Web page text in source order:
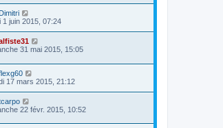
Dimitri
1 juin 2015, 07:24
31 mai 2015, 15:05
17 mars 2015, 21:12
22 févr. 2015, 10:52